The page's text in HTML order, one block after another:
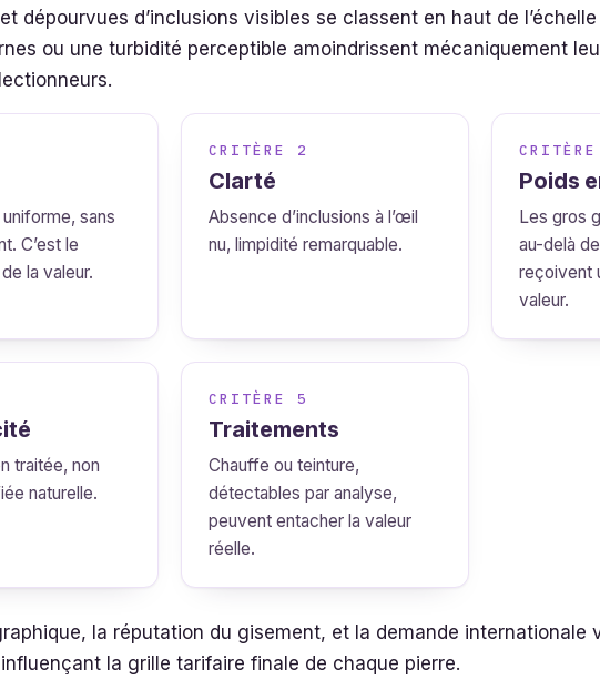
dépourvues d’inclusions visibles se classent en haut de
ou une turbidité perceptible amoindrissent mécaniquement
sans
C’est le
la valeur.
CRITÈRE 2
Clarté
Absence d’inclusions à l’œil
nu, limpidité remarquable.
Poids
Les gros
au-delà
reçoivent
valeur.
traitée, non
naturelle.
CRITÈRE 5
Traitements
Chauffe ou teinture,
détectables par analyse,
peuvent entacher la valeur
réelle.
la réputation du gisement, et la demande internationale
la grille tarifaire finale de chaque pierre.